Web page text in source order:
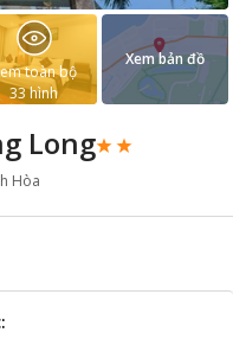
Long
Hòa
toàn bộ
33hình
Xem bản đồ
: